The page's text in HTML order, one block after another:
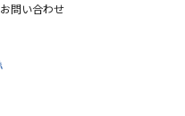
お問い合わせ